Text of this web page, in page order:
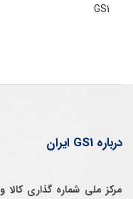
GS1
درباره GS1 ایران